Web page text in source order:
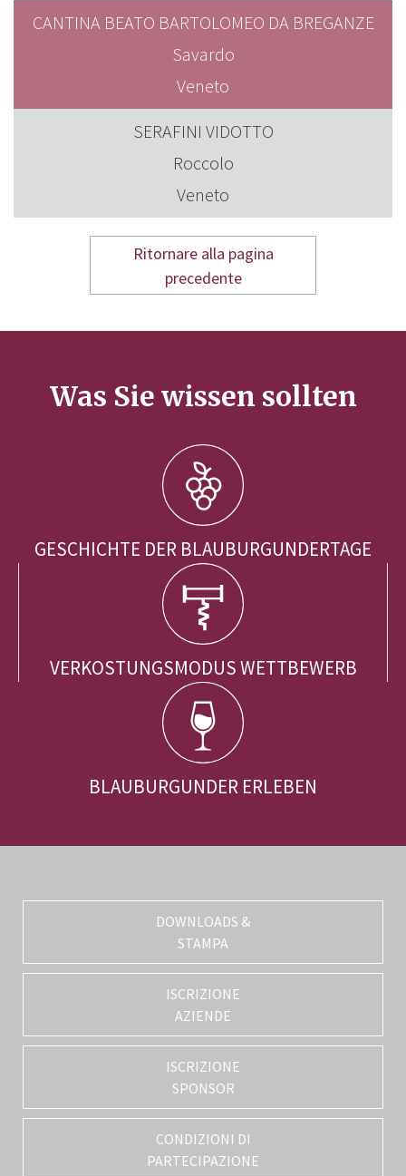
CANTINA BEATO BARTOLOMEO DA BREGANZE
Savardo
Veneto
SERAFINI VIDOTTO
Roccolo
Veneto
Ritornare alla pagina
precedente
Was Sie wissen sollten
GESCHICHTE DER BLAUBURGUNDERTAGE
VERKOSTUNGSMODUS WETTBEWERB
BLAUBURGUNDER ERLEBEN
DOWNLOADS &
STAMPA
ISCRIZIONE
AZIENDE
ISCRIZIONE
SPONSOR
CONDIZIONI DI
PARTECIPAZIONE